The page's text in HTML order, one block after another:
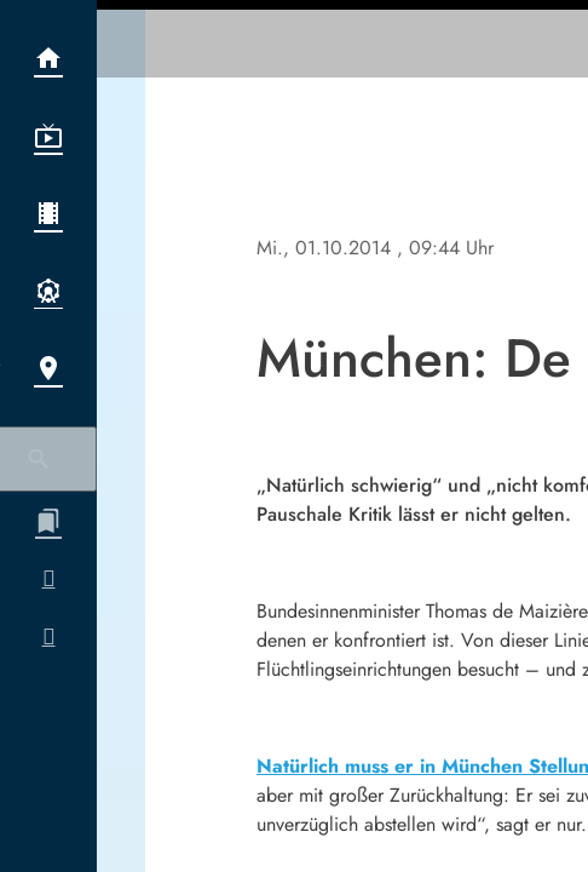
Mi., 01.10.2014 , 09:44 Uhr
München:
„Natürlich schwierig“ und „nicht
Pauschale Kritik lässt er nicht gelten.
Bundesinnenminister Thomas de Maizière
denen er konfrontiert ist. Von dieser
Flüchtlingseinrichtungen besucht – und
Natürlich muss er in München
aber mit großer Zurückhaltung: Er sei
unverzüglich abstellen wird“, sagt er